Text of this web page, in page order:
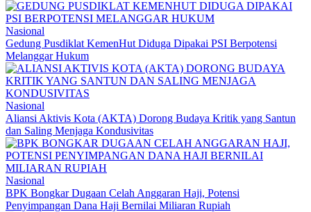
Nasional
Gedung Pusdiklat KemenHut Diduga Dipakai PSI Berpotensi
Melanggar Hukum
Nasional
Aliansi Aktivis Kota (AKTA) Dorong Budaya Kritik yang Santun
dan Saling Menjaga Kondusivitas
Nasional
BPK Bongkar Dugaan Celah Anggaran Haji, Potensi
Penyimpangan Dana Haji Bernilai Miliaran Rupiah